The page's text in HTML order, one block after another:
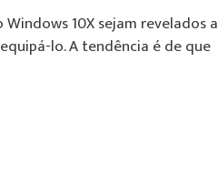
10X sejam revelados a
lo. A tendência é de que